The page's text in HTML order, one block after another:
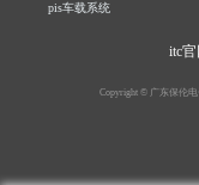
pis车载系统
itc官
Copyright © 广东保伦电